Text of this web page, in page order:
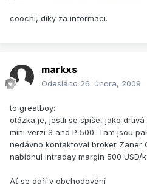
coochi, díky za informaci.
markxs
Odesláno 26. února, 2009
to greatboy:
otázka je, jestli se spíše, jako
mini verzi S and P 500. Tam jsou
nedávno kontaktoval broker Zaner
nabídnul intraday margin 500 USD/
Ať se daří v obchodování